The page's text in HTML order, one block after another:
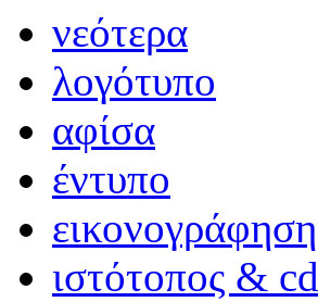
νεότερα
λογότυπο
αφίσα
έντυπο
εικονογράφηση
ιστότοπος & cd